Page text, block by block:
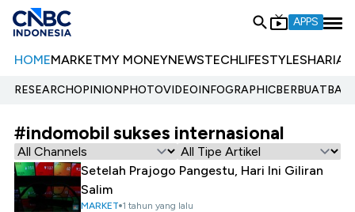
APPS
HOMEMARKETMY MONEYNEWSTECHLIFESTYLESHARIA
RESEARCHOPINIONPHOTOVIDEOINFOGRAPHIC
#indomobil sukses internasional
Setelah Prajogo Pangestu, Hari Ini Giliran
Salim
MARKET 1 tahun yang lalu